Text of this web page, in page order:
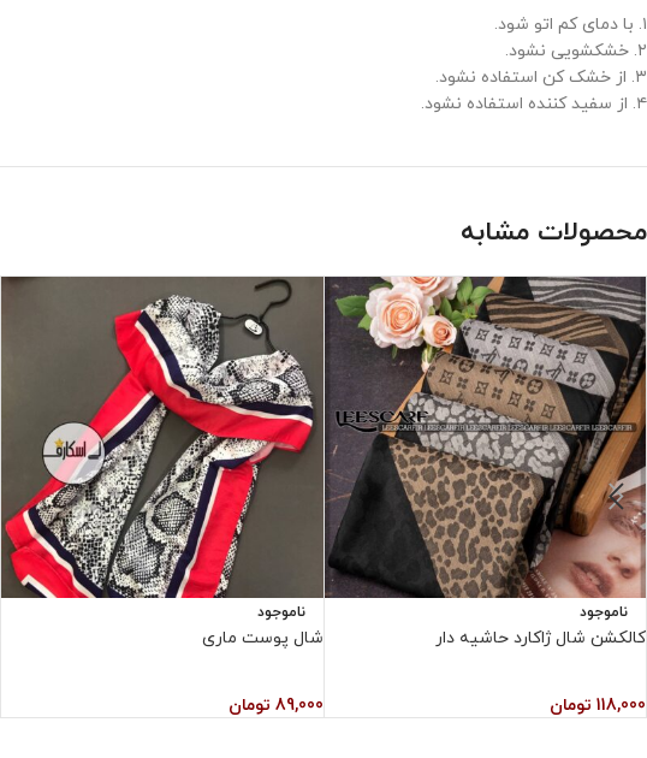
۱. با دمای کم اتو شود.
۲. خشکشویی نشود.
۳. از خشک کن استفاده نشود.
۴. از سفید کننده استفاده نشود.
محصولات مشابه
ناموجود
کالکشن شال ژاکارد حاشیه دار
118,000 تومان
ناموجود
شال پوست ماری
89,000 تومان